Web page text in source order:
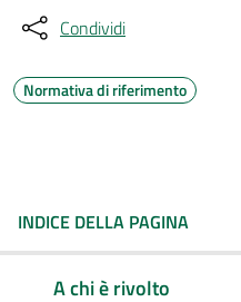
Condividi
Normativa di riferimento
INDICE DELLA PAGINA
A chi è rivolto